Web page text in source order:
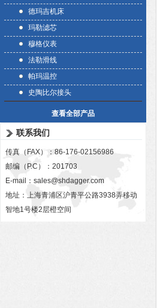
德玛吉机床
玛勒滤芯
穆格仪表
法勒滑线
帕玛温控
史陶比尔接头
查看全部产品
联系我们
传真（FAX）：86-176-02156986
邮编（P.C）：201703
E-mail： sales@shdagger.com
地址：上海青浦区沪青平公路3938弄移动
智地1号楼2层橙空间